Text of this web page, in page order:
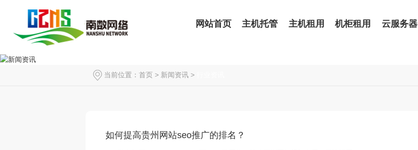
网站首页 主机托管 主机租用 机柜租用 云服务器
当前位置： 首页 > 新闻资讯 >
如何提高贵州网站seo推广的排名？